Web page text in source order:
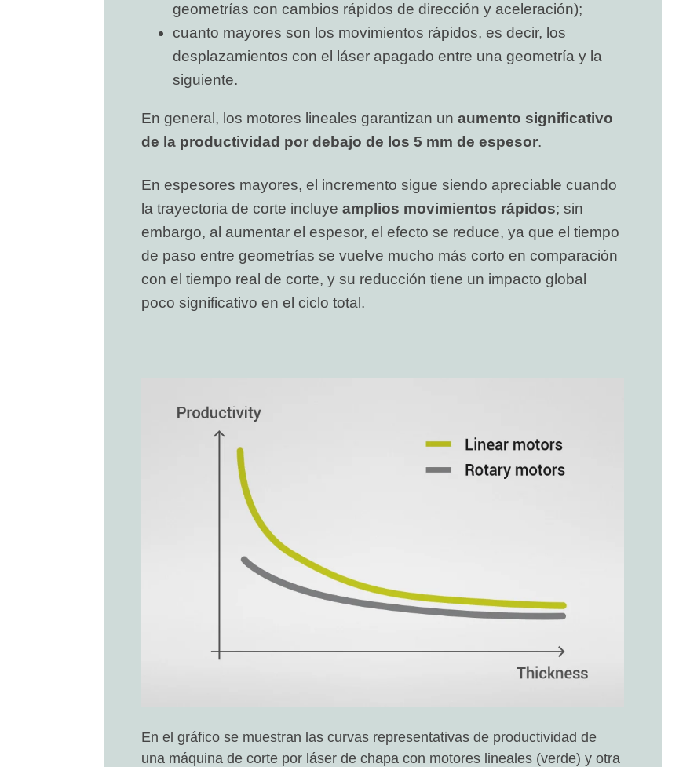
geometrías con cambios rápidos de dirección y aceleración);
cuanto mayores son los movimientos rápidos, es decir, los
desplazamientos con el láser apagado entre una geometría y la
siguiente.
En general, los motores lineales garantizan un aumento significativo
de la productividad por debajo de los 5 mm de espesor.
En espesores mayores, el incremento sigue siendo apreciable cuando
la trayectoria de corte incluye amplios movimientos rápidos; sin
embargo, al aumentar el espesor, el efecto se reduce, ya que el tiempo
de paso entre geometrías se vuelve mucho más corto en comparación
con el tiempo real de corte, y su reducción tiene un impacto global
poco significativo en el ciclo total.
En el gráfico se muestran las curvas representativas de productividad de
una máquina de corte por láser de chapa con motores lineales (verde) y otra